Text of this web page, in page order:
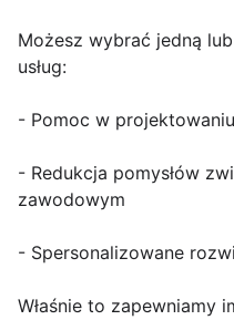
Możesz wybrać jedną
usług:
- Pomoc w
- Redukcja pomysłów
zawodowym
- Spersonalizowane
Właśnie to zapewniamy